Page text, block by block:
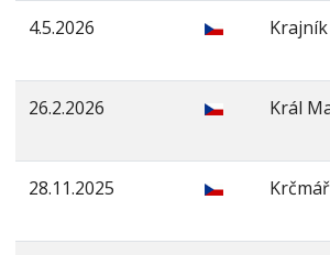
4.5.2026
26.2.2026 Král
28.11.2025